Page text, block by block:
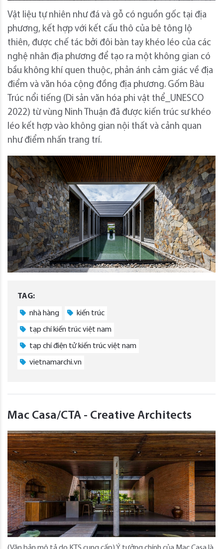
Vật liệu tự nhiên như đá và gỗ có nguồn gốc tại địa
phương, kết hợp với kết cấu thô của bê tông lộ
thiên, được chế tác bởi đôi bàn tay khéo léo của các
nghệ nhân địa phương để tạo ra một không gian có
bầu không khí quen thuộc, phản ánh cảm giác về địa
điểm và văn hóa cộng đồng địa phương. Gốm Bàu
Trúc nổi tiếng (Di sản văn hóa phi vật thể_UNESCO
2022) từ vùng Ninh Thuận đã được kiến ​​trúc sư khéo
léo kết hợp vào không gian nội thất và cảnh quan
như điểm nhấn trang trí.
TAG:
nhà hàng kiến trúc
tạp chí kiến trúc việt nam
tạp chí điện tử kiến trúc việt nam
vietnamarchi.vn
Mac Casa/CTA - Creative Architects